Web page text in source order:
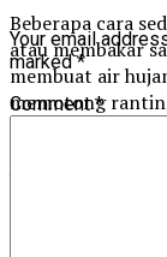
Beberapa cara
atau membakar
membuat air
memotong
Lingkungan
menjadi sarang
Your email
marked*
Comment*